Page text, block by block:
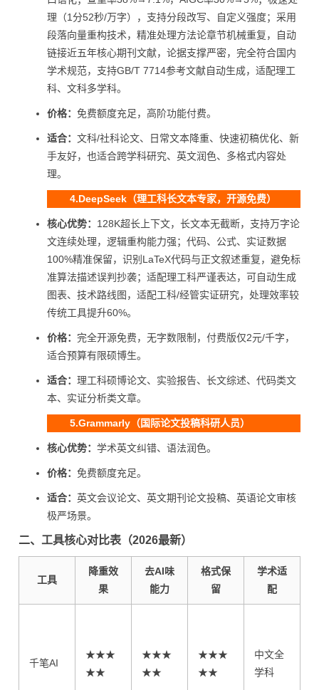
理（1分52秒/万字），支持分段改写、自定义强度；采用
段落向量重构技术，精准处理方法论章节机械重复，自动
链接近五年核心期刊文献，论据支撑严密，完全符合国内
学术规范，支持GB/T 7714参考文献自动生成，适配理工
科、文科多学科。
价格： 免费额度充足，高阶功能付费。
适合： 文科/社科论文、日常文本降重、快速初稿优化、新
手友好，也适合跨学科研究、英文润色、多格式内容处
理。
4.DeepSeek（理工科长文本专家，开源免费）
核心优势： 128K超长上下文，长文本无截断，支持万字论
文连续处理，逻辑重构能力强；代码、公式、实证数据
100%精准保留，识别LaTeX代码与正文叙述重复，避免标
准算法描述误判抄袭；适配理工科严谨表达，可自动生成
图表、技术路线图，适配工科/经管实证研究，处理效率较
传统工具提升60%。
价格： 完全开源免费，无字数限制，付费版仅2元/千字，
适合预算有限硕博生。
适合： 理工科硕博论文、实验报告、长文综述、代码类文
本、实证分析类文章。
5.Grammarly（国际论文投稿科研人员）
核心优势： 学术英文纠错、语法润色。
价格： 免费额度充足。
适合： 英文会议论文、英文期刊论文投稿、英语论文审核
极严场景。
二、工具核心对比表（2026最新）
工具
降重效
果
去AI味
能力
格式保
留
学术适
配
千笔AI
★★★
★★
★★★
★★
★★★
★★
中文全
学科